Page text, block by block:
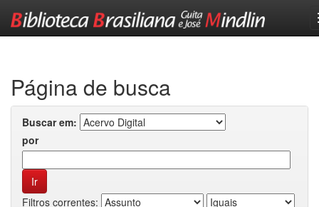
Página de busca
Buscar em:
por
Filtros correntes: